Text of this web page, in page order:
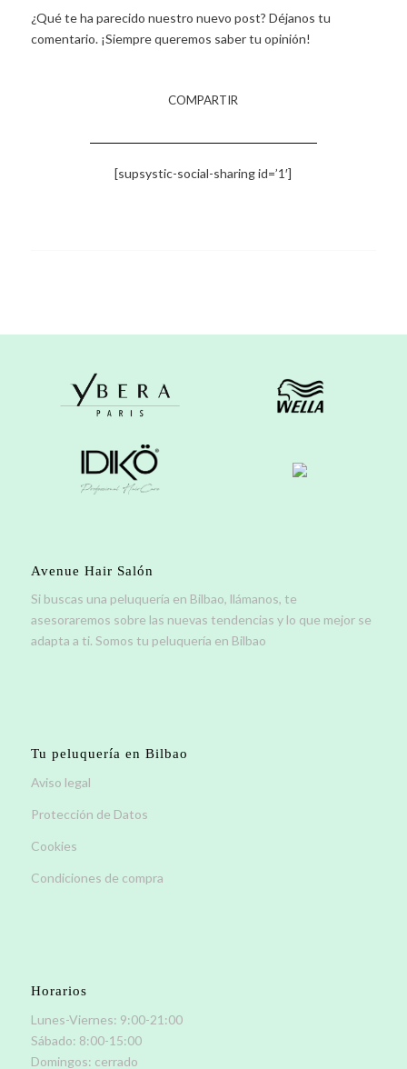
¿Qué te ha parecido nuestro nuevo post? Déjanos tu
comentario. ¡Siempre queremos saber tu opinión!
COMPARTIR
[supsystic-social-sharing id=’1′]
Avenue Hair Salón
Si buscas una peluquería en Bilbao, llámanos, te
asesoraremos sobre las nuevas tendencias y lo que mejor se
adapta a ti. Somos tu peluquería en Bilbao
Tu peluquería en Bilbao
Aviso legal
Protección de Datos
Cookies
Condiciones de compra
Horarios
Lunes-Viernes: 9:00-21:00
Sábado: 8:00-15:00
Domingos: cerrado